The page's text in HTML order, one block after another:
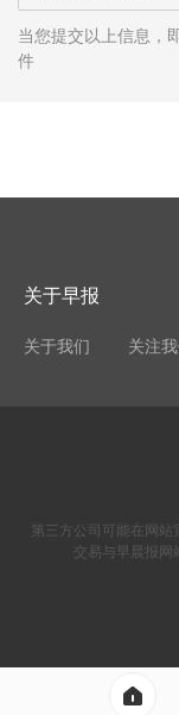
当您提交以上信息，
件
关于早报
关于我们 关注
第三方公司可能在网
交易与早晨报网